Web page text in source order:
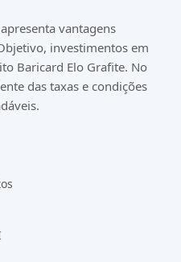
vantagens
investimentos em
Baricard Elo Grafite. No
das taxas e condições